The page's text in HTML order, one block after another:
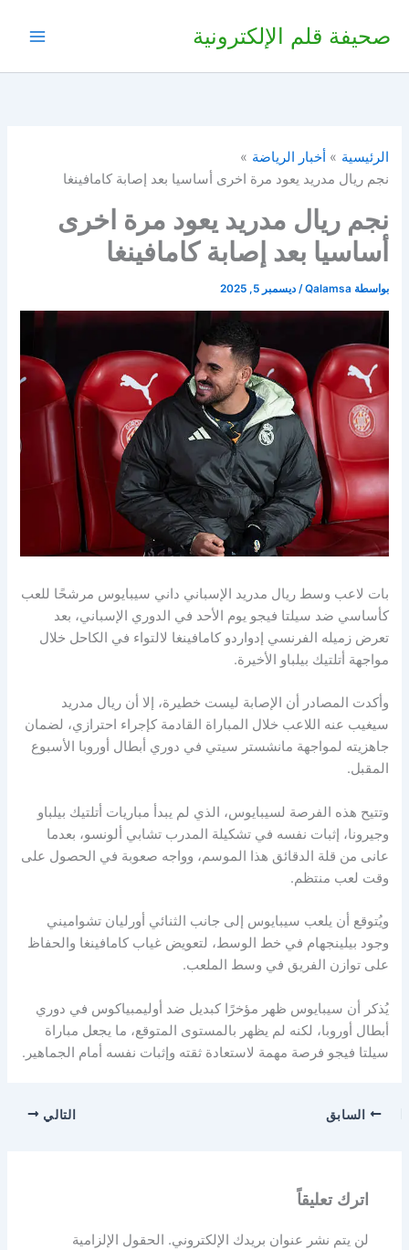
صحيفة قلم الإلكترونية
الرئيسية
أخبار الرياضة
نجم ريال مدريد يعود مرة اخرى أساسيا بعد إصابة كامافينغا
نجم ريال مدريد يعود مرة اخرى
أساسيا بعد إصابة كامافينغا
بواسطة Qalamsa
/ديسمبر 5, 2025
بات لاعب وسط ريال مدريد الإسباني داني سيبايوس مرشحًا للعب
كأساسي ضد سيلتا فيجو يوم الأحد في الدوري الإسباني، بعد
تعرض زميله الفرنسي إدواردو كامافينغا لالتواء في الكاحل خلال
مواجهة أتلتيك بيلباو الأخيرة.
وأكدت المصادر أن الإصابة ليست خطيرة، إلا أن ريال مدريد
سيغيب عنه اللاعب خلال المباراة القادمة كإجراء احترازي، لضمان
جاهزيته لمواجهة مانشستر سيتي في دوري أبطال أوروبا الأسبوع
المقبل.
وتتيح هذه الفرصة لسيبايوس، الذي لم يبدأ مباريات أتلتيك بيلباو
وجيرونا، إثبات نفسه في تشكيلة المدرب تشابي ألونسو، بعدما
عانى من قلة الدقائق هذا الموسم، وواجه صعوبة في الحصول على
وقت لعب منتظم.
ويُتوقع أن يلعب سيبايوس إلى جانب الثنائي أورليان تشواميني
وجود بيلينجهام في خط الوسط، لتعويض غياب كامافينغا والحفاظ
على توازن الفريق في وسط الملعب.
يُذكر أن سيبايوس ظهر مؤخرًا كبديل ضد أوليمبياكوس في دوري
أبطال أوروبا، لكنه لم يظهر بالمستوى المتوقع، ما يجعل مباراة
سيلتا فيجو فرصة مهمة لاستعادة ثقته وإثبات نفسه أمام الجماهير.
السابق التالي
اترك تعليقاً
لن يتم نشر عنوان بريدك الإلكتروني. الحقول الإلزامية